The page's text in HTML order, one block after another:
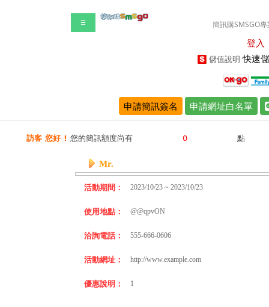
☰ 簡訊購SMSGO
登入
儲值說明 快速
申請簡訊簽名 申請網址白名單
訪客 您好 ! 您的簡訊額度尚有 點
Mr.
活動期間： 2023/10/23 ~ 2023/10/23
使用地點： @@qpvON
洽詢電話： 555-666-0606
活動網址： http://www.example.com
優惠說明： 1